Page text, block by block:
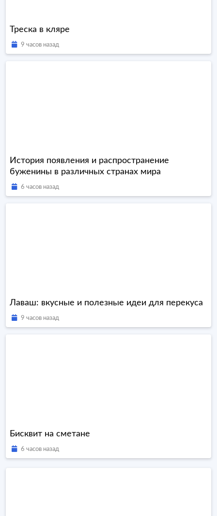
Треска в кляре
9 часов назад
История появления и распространение
буженины в различных странах мира
6 часов назад
Лаваш: вкусные и полезные идеи для перекуса
9 часов назад
Бисквит на сметане
6 часов назад